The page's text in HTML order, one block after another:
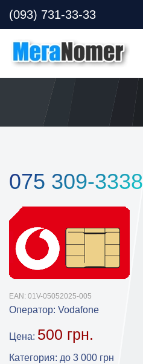
(093) 731-33-33
075 309-3338
EAN: 01V-05052025-005
Оператор: Vodafone
Цена: 500 грн.
Категория: до 3 000 грн